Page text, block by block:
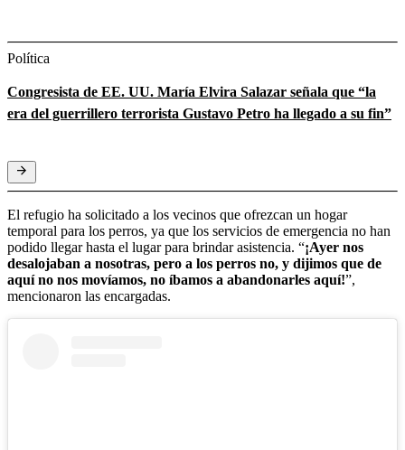
Política
Congresista de EE. UU. María Elvira Salazar señala que “la
era del guerrillero terrorista Gustavo Petro ha llegado a su fin”
El refugio ha solicitado a los vecinos que ofrezcan un hogar
temporal para los perros, ya que los servicios de emergencia no han
podido llegar hasta el lugar para brindar asistencia. “¡Ayer nos
desalojaban a nosotras, pero a los perros no, y dijimos que de
aquí no nos movíamos, no íbamos a abandonarles aquí!”,
mencionaron las encargadas.